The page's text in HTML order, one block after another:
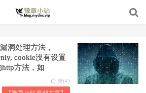
洞处理方法，
cookie没有设置
http方法，如
赞(4)